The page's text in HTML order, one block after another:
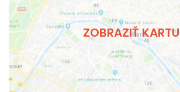
ZOBRAZIŤ KARTU